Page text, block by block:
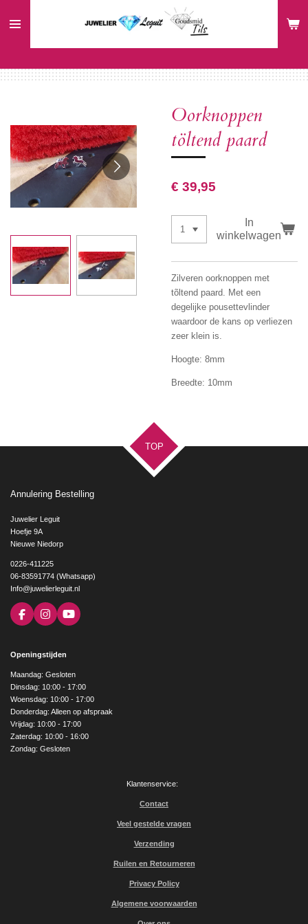
direct
hoofdinhoud
Oorknoppen
töltend paard
€ 39,95
In
winkelwagen
Zilveren oorknoppen met
tõltend paard. Met een
degelijke pousettevlinder
waardoor de kans op verliezen
zeer klein is.
Hoogte: 8mm
Breedte: 10mm
TOP
Annulering Bestelling
Juwelier Leguit
Hoefje 9A
Nieuwe Niedorp
0226-411225
06-83591774 (Whatsapp)
Info@juwelierleguit.nl
F
a
b
o
k
I
n
a
g
r
a
m
Y
o
e
Openingstijden
Maandag: Gesloten
Dinsdag: 10:00 - 17:00
Woensdag: 10:00 - 17:00
Donderdag: Alleen op afspraak
Vrijdag: 10:00 - 17:00
Zaterdag: 10:00 - 16:00
Zondag: Gesloten
Klantenservice:
Contact
Veel gestelde vragen
Verzending
Ruilen en Retourneren
Privacy Policy
Algemene voorwaarden